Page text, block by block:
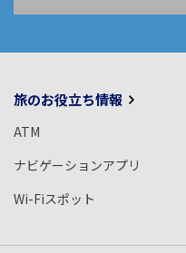
旅のお役立ち情報
ATM
ナビゲーションアプリ
Wi-Fiスポット